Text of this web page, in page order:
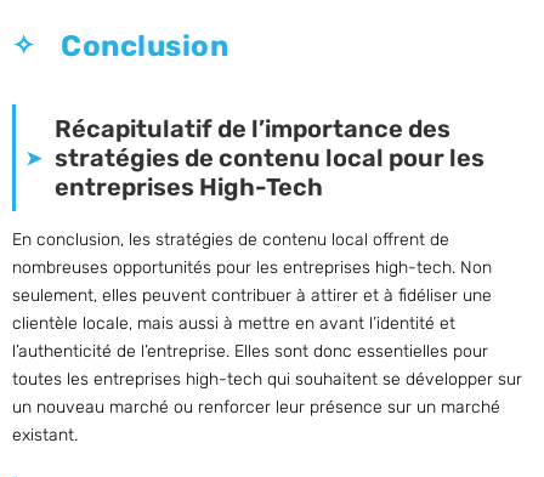
Conclusion
Récapitulatif de l’importance des
stratégies de contenu local pour les
entreprises High-Tech
En conclusion, les stratégies de contenu local offrent de
nombreuses opportunités pour les entreprises high-tech. Non
seulement, elles peuvent contribuer à attirer et à fidéliser une
clientèle locale, mais aussi à mettre en avant l’identité et
l’authenticité de l’entreprise. Elles sont donc essentielles pour
toutes les entreprises high-tech qui souhaitent se développer sur
un nouveau marché ou renforcer leur présence sur un marché
existant.